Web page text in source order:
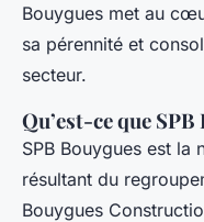
Bouygues met au
sa pérennité et
secteur.
Qu’est-ce que SPB
SPB Bouygues est la
résultant du
Bouygues